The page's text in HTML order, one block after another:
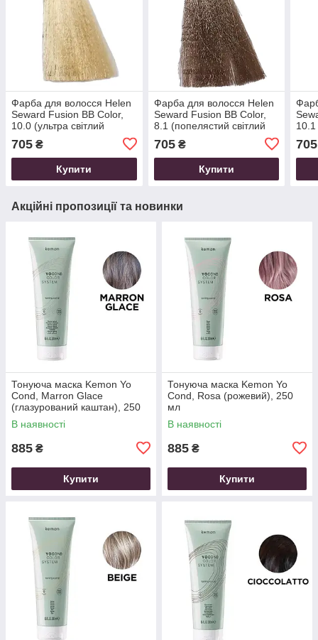
Фарба для волосся Helen
Seward Fusion BB Color,
10.0 (ультра світлий
705 ₴
Купити
Фарба для волосся Helen
Seward Fusion BB Color,
8.1 (попелястий світлий
705₴
Купити
10.1
705
Акційні пропозиції та новинки
Тонуюча маска Kemon Yo
Cond, Marron Glace
(глазурований каштан), 250
мл
В наявності
885 ₴
Купити
Тонуюча маска Kemon Yo
Cond, Rosa (рожевий), 250
мл
В наявності
885 ₴
Купити